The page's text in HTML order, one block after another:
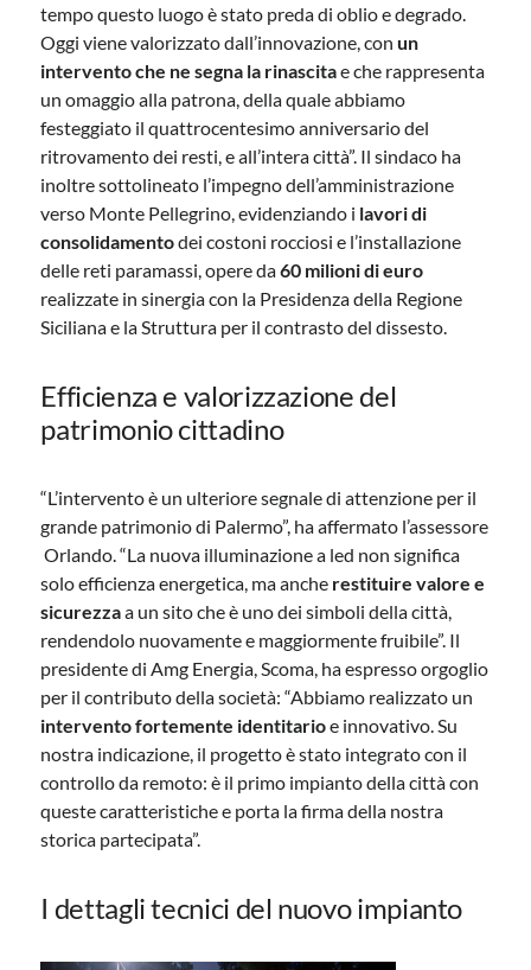
tempo questo luogo è stato preda di oblio e degrado.
Oggi viene valorizzato dall’innovazione, conun
intervento che ne segna la rinascitae che rappresenta
un omaggio alla patrona, della quale abbiamo
festeggiato il quattrocentesimo anniversario del
ritrovamento dei resti, e all’intera città”. Il sindaco ha
inoltre sottolineato l’impegno dell’amministrazione
verso Monte Pellegrino, evidenziando i lavori di
consolidamentodei costoni rocciosi e l’installazione
delle reti paramassi, opere da60 milioni di euro
realizzate in sinergia con la Presidenza della Regione
Siciliana e la Struttura per il contrasto del dissesto.
Efficienza e valorizzazione del
patrimonio cittadino
“L’intervento è un ulteriore segnale di attenzione per il
grande patrimonio di Palermo”, ha affermato l’assessore
Orlando. “La nuova illuminazione a led non significa
solo efficienza energetica, ma anche restituire valore e
sicurezzaa un sito che è uno dei simboli della città,
rendendolo nuovamente e maggiormente fruibile”. Il
presidente di Amg Energia, Scoma, ha espresso orgoglio
per il contributo della società: “Abbiamo realizzato un
intervento fortemente identitarioe innovativo. Su
nostra indicazione, il progetto è stato integrato con il
controllo da remoto: è il primo impianto della città con
queste caratteristiche e porta la firma della nostra
storica partecipata”.
I dettagli tecnici del nuovo impianto